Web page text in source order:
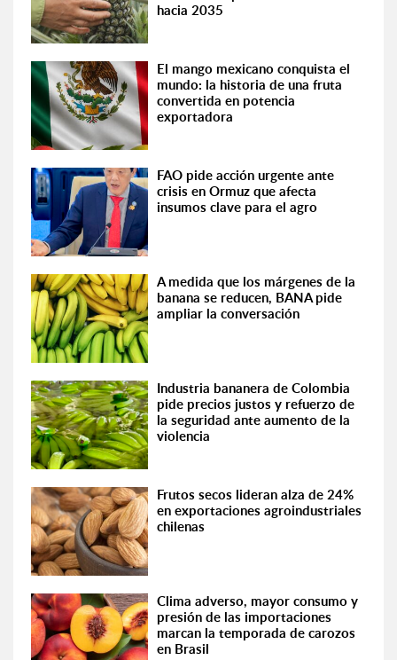
hacia 2035
El mango mexicano conquista el
mundo: la historia de una fruta
convertida en potencia
exportadora
FAO pide acción urgente ante
crisis en Ormuz que afecta
insumos clave para el agro
A medida que los márgenes de la
banana se reducen, BANA pide
ampliar la conversación
Industria bananera de Colombia
pide precios justos y refuerzo de
la seguridad ante aumento de la
violencia
Frutos secos lideran alza de 24%
en exportaciones agroindustriales
chilenas
Clima adverso, mayor consumo y
presión de las importaciones
marcan la temporada de carozos
en Brasil